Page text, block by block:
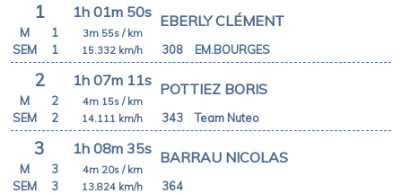
1 1h 01m 50s
308
EBERLY CLÉMENT
3m 55s / km
15.332 km/h
M
1
SEM
1 EM.BOURGES
2 1h 07m 11s
343
POTTIEZ BORIS
4m 15s / km
14.111 km/h
M
2
SEM
2 Team Nuteo
3 1h 08m 35s
364
BARRAU NICOLAS
4m 20s / km
13.824 km/h
M
3
SEM
3